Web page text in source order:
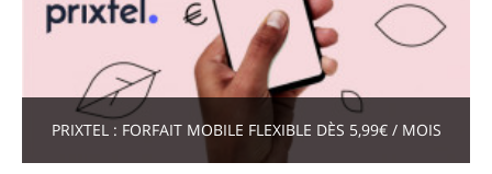
PRIXTEL : FORFAIT MOBILE FLEXIBLE DÈS 5,99€ / MOIS